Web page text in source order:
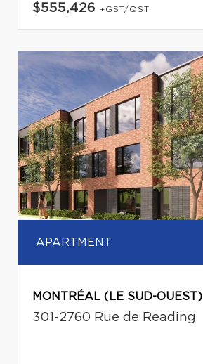
$555,426 +GST/QST
APARTMENT
MONTRÉAL (LE SUD-OUEST)
301-2760 Rue de Reading